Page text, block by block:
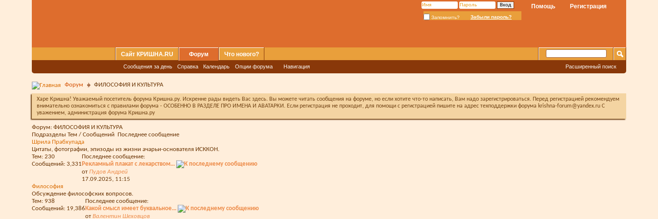
Регистрация
Помощь
Запомнить? Забыли пароль?
Сайт КРИШНА.RU Форум
Сообщения за день Справка Календарь Опции форума Навигация
Что нового?
Расширенный поиск
Форум ФИЛОСОФИЯ И КУЛЬТУРА
Харе Кришна! Уважаемый посетитель форума Кришна.ру. Искренне рады видеть Вас здесь. Вы можете читать сообщения на форуме, но если хотите что-то написать, Вам надо зарегистрироваться. Перед регистрацией рекомендуем
внимательно ознакомиться с правилами форума - ОСОБЕННО В РАЗДЕЛЕ ПРО ИМЕНА И АВАТАРКИ. Если регистрация не проходит, для помощи с регистрацией пишите на адрес техподдержки форума krishna-forum@yandex.ru С
уважением, администрация форума Кришна.ру
Форум: ФИЛОСОФИЯ И КУЛЬТУРА
Подразделы Тем / Сообщений Последнее сообщение
Шрила Прабхупада
Цитаты, фотографии, эпизоды из жизни ачарьи-основателя ИСККОН.
Тем: 230
Сообщений: 3,331
Последнее сообщение:
Рекламный плакат с лекарством...
от Пудов Андрей
17.09.2025, 11:15
Философия
Обсуждение философских вопросов.
Тем: 938
Сообщений: 19,386
Последнее сообщение:
Какой смысл имеет буквальное...
от Валентин Шеховцов